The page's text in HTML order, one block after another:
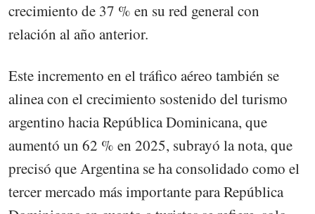
crecimiento de 37 % en su red general con
relación al año anterior.
Este incremento en el tráfico aéreo también se
alinea con el crecimiento sostenido del turismo
argentino hacia República Dominicana, que
aumentó un 62 % en 2025, subrayó la nota, que
precisó que Argentina se ha consolidado como el
tercer mercado más importante para República